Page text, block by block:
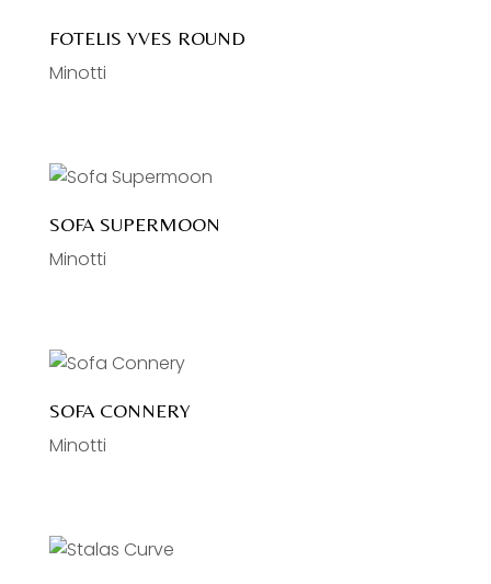
FOTELIS YVES ROUND
Minotti
SOFA SUPERMOON
Minotti
SOFA CONNERY
Minotti